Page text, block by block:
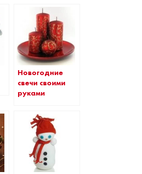
Новогодние
свечи своими
руками